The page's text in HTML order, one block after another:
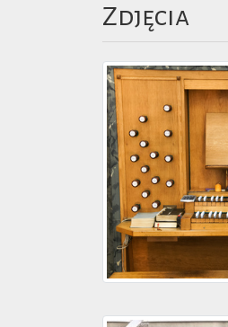
Zdjęcia